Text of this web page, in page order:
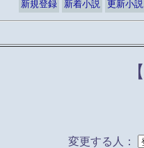
新規登録 新着小説 更新小説
変更する人：